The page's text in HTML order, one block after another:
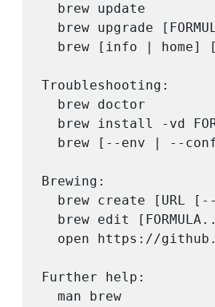
  brew update
brew upgrade
brew [info | home]
Troubleshooting:
  brew doctor
brew install -vd
brew [--env | --
Brewing:
brew create [URL
brew edit
open https://
Further help:
  man brew